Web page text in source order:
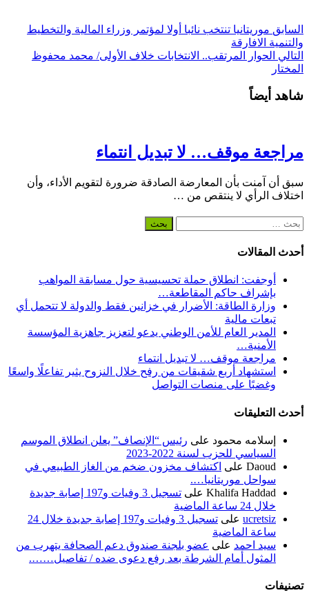
السابق موريتانيا تنتخب نائبا أولا لمؤتمر وزراء المالية والتخطيط
والتنمية الافارقة
التالي الحوار المرتقب.. الانتخابات خلاف الأولى/ محمد محفوظ
المختار
شاهد أيضاً
مراجعة موقف… لا تبديل انتماء
سبق أن آمنت بأن المعارضة الصادقة ضرورة لتقويم الأداء، وأن
اختلاف الرأي لا ينتقص من …
البحث
أحدث المقالات
أوجفت: انطلاق حملة تحسيسية حول مسابقة المواهب
بإشراف حاكم المقاطعة…
وزارة الطاقة: الأضرار في خزانين فقط والدولة لا تتحمل أي
تبعات مالية
المدير العام للأمن الوطني يدعو لتعزيز جاهزية المؤسسة
الأمنية…
مراجعة موقف… لا تبديل انتماء
استشهاد أربع شقيقات من رفح خلال النزوح يثير تفاعلًا واسعًا
وغضبًا على منصات التواصل
أحدث التعليقات
إسلامه محمود على رئيس “الإنصاف” يعلن انطلاق الموسم
السياسي للحزب لسنة 2022-2023
Daoud على اكتشاف مخزون ضخم من الغاز الطبيعي في
سواحل موريتانيا….
Khalifa Haddad على
تسجيل 3 وفيات و197 إصابة جديدة
خلال 24 ساعة الماضية
ucretsiz على
تسجيل 3 وفيات و197 إصابة جديدة خلال 24
ساعة الماضية
سيد احمد على عضو بلجنة صندوق دعم الصحافة يتهرب من
المثول أمام الشرطة بعد رفع دعوى ضده / تفاصيل…….
تصنيفات